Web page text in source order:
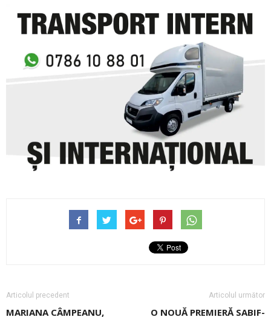
Articolul precedent
MARIANA CÂMPEANU,
Articolul următor
O NOUĂ PREMIERĂ SABIF-